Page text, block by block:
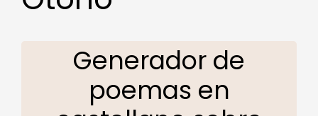
Generador de
poemas en